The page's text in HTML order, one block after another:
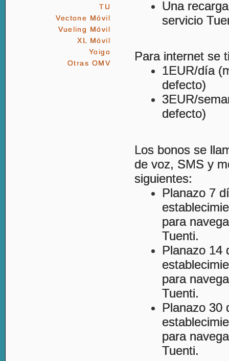
TU
Vectone Móvil
Vueling Móvil
XL Móvil
Yoigo
Otras OMV
Una
servicio
Para internet se
1EUR/día
defecto)
3EUR/
defecto)
Los bonos se
de voz, SMS y
siguientes:
Planazo 7
para
Tuenti.
Planazo 14
para
Tuenti.
Planazo 30
para
Tuenti.